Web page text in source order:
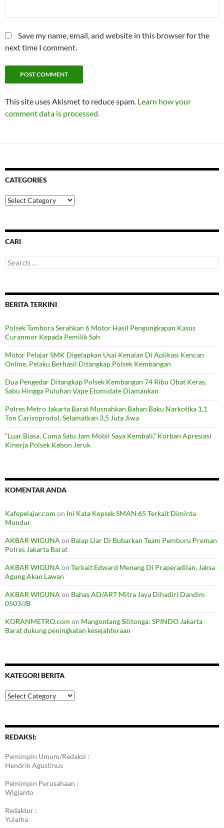
Save my name, email, and website in this browser for the
next time I comment.
This site uses Akismet to reduce spam. Learn how your
comment data is processed.
CATEGORIES
Categories
CARI
Search
for:
BERITA TERKINI
Polsek Tambora Serahkan 6 Motor Hasil Pengungkapan Kasus
Curanmor Kepada Pemilik Sah
Motor Pelajar SMK Digelapkan Usai Kenalan Di Aplikasi Kencan
Online, Pelaku Berhasil Ditangkap Polsek Kembangan
Dua Pengedar Ditangkap Polsek Kembangan 74 Ribu Obat Keras,
Sabu Hingga Puluhan Vape Etomidate Diamankan
Polres Metro Jakarta Barat Musnahkan Bahan Baku Narkotika 1,1
Ton Carisoprodol, Selamatkan 3,5 Juta Jiwa
“Luar Biasa, Cuma Satu Jam Mobil Saya Kembali,” Korban Apresiasi
Kinerja Polsek Kebon Jeruk
KOMENTAR ANDA
Kafepelajar.com on Ini Kata Kepsek SMAN 65 Terkait Diminta
Mundur
AKBAR WIGUNA on Balap Liar Di Bubarkan Team Pemburu Preman
Polres Jakarta Barat
AKBAR WIGUNA on Terkait Edward Menang Di Praperadilan, Jaksa
Agung Akan Lawan
AKBAR WIGUNA on Bahas AD/ART Mitra Jaya Dihadiri Dandim
0503/JB
KORANMETRO.com on Mangontang Silitonga: SPINDO Jakarta
Barat dukung peningkatan kesejahteraan
KATEGORI BERITA
Kategori
Berita
REDAKSI:
Pemimpin Umum/Redaksi :
Hendrik Agustinus
Pemimpin Perusahaan :
Wigianto
Redaktur :
Yulaiha